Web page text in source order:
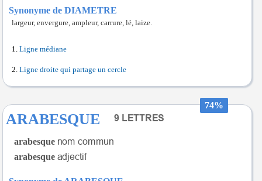
Synonyme de DIAMETRE
largeur, envergure, ampleur, carrure, lé, laize.
Ligne médiane
Ligne droite qui partage un cercle
74%
ARABESQUE
arabesque
arabesque